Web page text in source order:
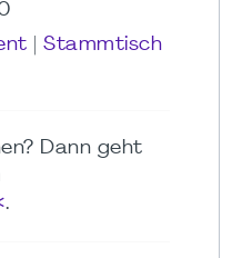
Stammtisch
Dann geht
.